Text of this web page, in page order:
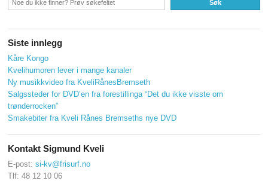
Søk
Siste innlegg
Kåre Kongo
Kvelihumoren lever i mange kanaler
Ny musikkvideo fra KveliRånesBremseth
Salgssteder for DVD’en fra forestillinga “Det du ikke visste om
trønderrocken”
Smakebiter fra Kveli Rånes Bremseths nye DVD
Kontakt Sigmund Kveli
E-post: si-kv@frisurf.no
Tlf: 48 12 10 06